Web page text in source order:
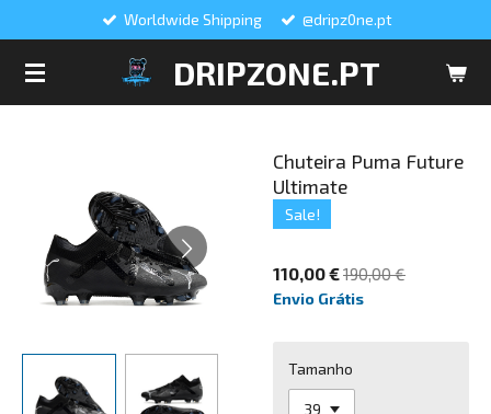
DRIPZONE.PT
Worldwide Shipping @dripz0ne.pt
Chuteira Puma Future
Ultimate
Sale!
110,00 €190,00 €
Envio Grátis
Tamanho